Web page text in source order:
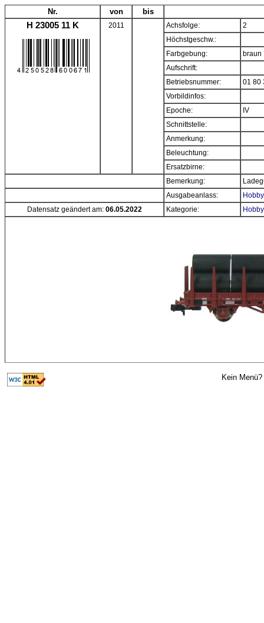
Nr. von bis
H 23005 11 K 2011 Achsfolge:
2
Höchstgeschw.:
Farbgebung:
braun
Aufschrift:
Betriebsnummer:
01 80
Vorbildinfos:
Epoche:
IV
Schnittstelle:
Anmerkung:
Beleuchtung:
Ersatzbirne:
Bemerkung:
Ausgabeanlass:
Datensatz geändert am: 06.05.2022 Kategorie:
Kein